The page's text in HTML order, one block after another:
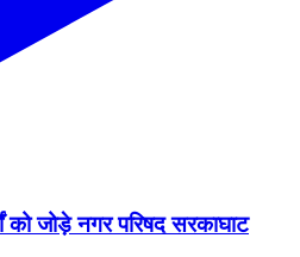
को जोड़े नगर परिषद सरकाघाट